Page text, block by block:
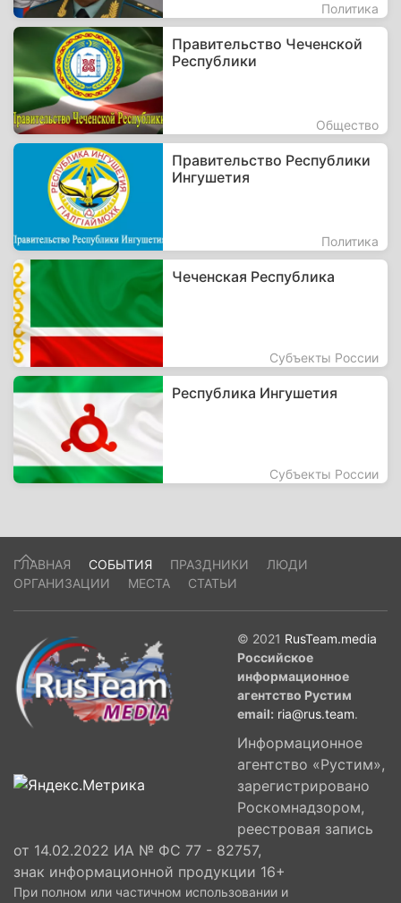
Политика
Правительство Чеченской
Республики
Общество
Правительство Республики
Ингушетия
Политика
Чеченская Республика
Субъекты России
Республика Ингушетия
Субъекты России
ГЛАВНАЯ СОБЫТИЯ ПРАЗДНИКИ
ЛЮДИ
ОРГАНИЗАЦИИ
МЕСТА СТАТЬИ
© 2021 RusTeam.media
Российское
информационное
агентство Рустим
email: ria@rus.team.
Информационное
агентство «Рустим»,
зарегистрировано
Роскомнадзором,
реестровая запись
от 14.02.2022 ИА № ФС 77 - 82757,
знак информационной продукции 16+
При полном или частичном использовании и